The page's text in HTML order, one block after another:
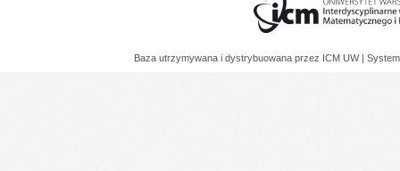
Baza utrzymywana i dystrybuowana przez ICM UW |